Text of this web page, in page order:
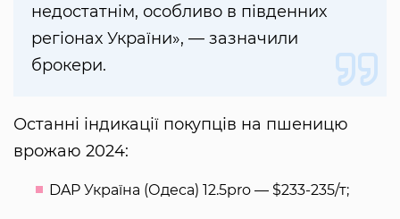
недостатнім, особливо в південних
регіонах України», — зазначили
брокери.
Останні індикації покупців на пшеницю
врожаю 2024:
DAP Україна (Одеса) 12.5pro — $233-235/т;